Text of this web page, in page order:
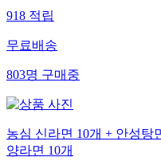
918적립
무료배송
803명구매중
농심 신라면 10개 + 안성탕
양라면 10개